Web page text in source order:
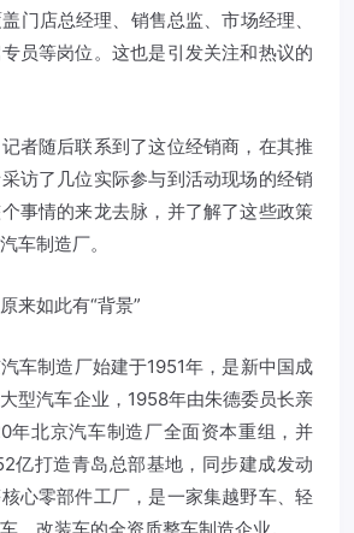
门店总经理、销售总监、市场经理、
员等岗位。这也是引发关注和热议的
者随后联系到了这位经销商，在其推
访了几位实际参与到活动现场的经销
事情的来龙去脉，并了解了这些政策
制造厂。
来如此有“背景”
车制造厂始建于1951年，是新中国成
型汽车企业，1958年由朱德委员长亲
年北京汽车制造厂全面资本重组，并
亿打造青岛总部基地，同步建成发动
心零部件工厂，是一家集越野车、轻